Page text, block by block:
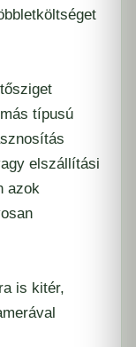
típusú
elszállítási
azok
is kitér,